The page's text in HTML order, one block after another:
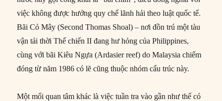
việc không được hưởng quy chế lãnh hải theo luật quốc tế.
Bãi Cỏ Mây (Second Thomas Shoal) – nơi đồn trú một tàu
vận tải thời Thế chiến II đang hư hỏng của Philippines,
cùng với bãi Kiêu Ngựa (Ardasier reef) do Malaysia chiếm
đóng từ năm 1986 có lẽ cũng thuộc nhóm cấu trúc này.
Một mối quan tâm khác là việc tuần tra vào gần như thế có